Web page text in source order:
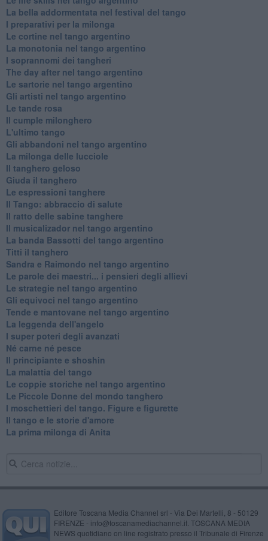
La bella addormentata nel festival del tango
I preparativi per la milonga
Le cortine nel tango argentino
La monotonia nel tango argentino
I soprannomi dei tangheri
The day after nel tango argentino
Le sartorie nel tango argentino
Gli artisti nel tango argentino
Le tande rosa
Il cumple milonghero
L'ultimo tango
Gli abbandoni nel tango argentino
La milonga delle lucciole
Il tanghero geloso
Giuda il tanghero
Le espressioni tanghere
Il Tango: abbraccio di salute
Il ratto delle sabine tanghere
Il musicalizador nel tango argentino
La banda Bassotti del tango argentino
Titti il tanghero
Sandra e Raimondo nel tango argentino
Le parole dei maestri... i pensieri degli allievi
Le strategie nel tango argentino
Gli equivoci nel tango argentino
Tende e mantovane nel tango argentino
La leggenda dell'angelo
I super poteri degli avanzati
​Né carne né pesce
Il principiante e shoshin
La malattia del tango
Le coppie storiche nel tango argentino
​Le Piccole Donne del mondo tanghero
I moschettieri del tango. Figure e figurette
Il tango e le storie d'amore
​La prima milonga di Anita
Editore Toscana Media Channel srl - Via Dei Martelli, 8 - 50129
FIRENZE - info@toscanamediachannel.it. TOSCANA MEDIA
NEWS quotidiano on line registrato presso il Tribunale di Firenze